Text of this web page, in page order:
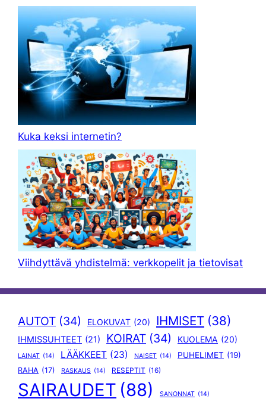
Kuka keksi internetin?
Viihdyttävä yhdistelmä: verkkopelit ja tietovisat
AUTOT (34) ELOKUVAT (20) IHMISET (38)
IHMISSUHTEET (21) KOIRAT (34) KUOLEMA (20)
LAINAT (14) LÄÄKKEET (23) NAISET (14) PUHELIMET (19)
RAHA (17) RASKAUS (14) RESEPTIT (16)
SAIRAUDET (88) SANONNAT (14)